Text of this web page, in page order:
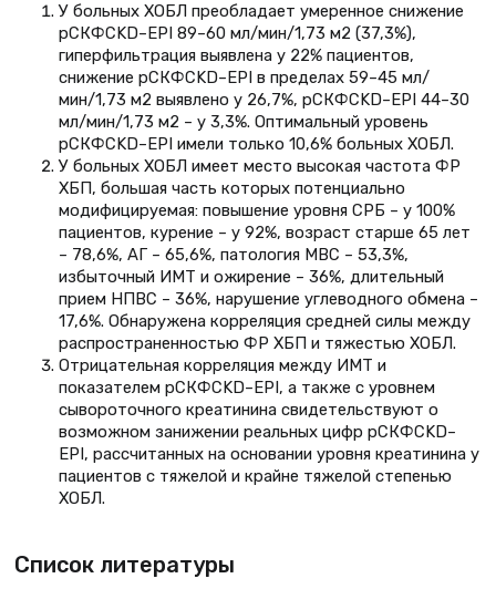
У больных ХОБЛ преобладает умеренное снижение
рСКФCKD–EPI 89–60 мл/мин/1,73 м2 (37,3%),
гиперфильтрация выявлена у 22% пациентов,
снижение рСКФCKD–EPI в пределах 59–45 мл/
мин/1,73 м2 выявлено у 26,7%, рСКФCKD–EPI 44–30
мл/мин/1,73 м2 – у 3,3%. Оптимальный уровень
рСКФCKD–EPI имели только 10,6% больных ХОБЛ.
У больных ХОБЛ имеет место высокая частота ФР
ХБП, большая часть которых потенциально
модифицируемая: повышение уровня СРБ – у 100%
пациентов, курение – у 92%, возраст старше 65 лет
– 78,6%, АГ – 65,6%, патология МВС – 53,3%,
избыточный ИМТ и ожирение – 36%, длительный
прием НПВС – 36%, нарушение углеводного обмена –
17,6%. Обнаружена корреляция средней силы между
распространенностью ФР ХБП и тяжестью ХОБЛ.
Отрицательная корреляция между ИМТ и
показателем рСКФCKD–EPI, а также с уровнем
сывороточного креатинина свидетельствуют о
возможном занижении реальных цифр рСКФCKD–
EPI, рассчитанных на основании уровня креатинина у
пациентов с тяжелой и крайне тяжелой степенью
ХОБЛ.
Список литературы